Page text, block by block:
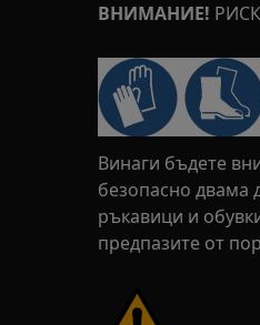
ВНИМАНИЕ!
Винаги бъдете
безопасно двама
ръкавици и
предпазите от